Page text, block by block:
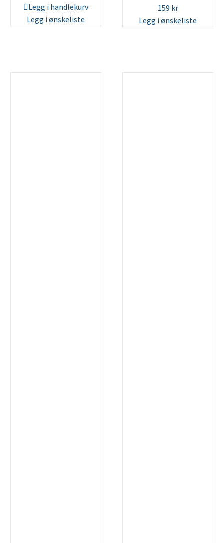
Legg i handlekurv
Legg i ønskeliste
159 kr
Legg i ønskeliste